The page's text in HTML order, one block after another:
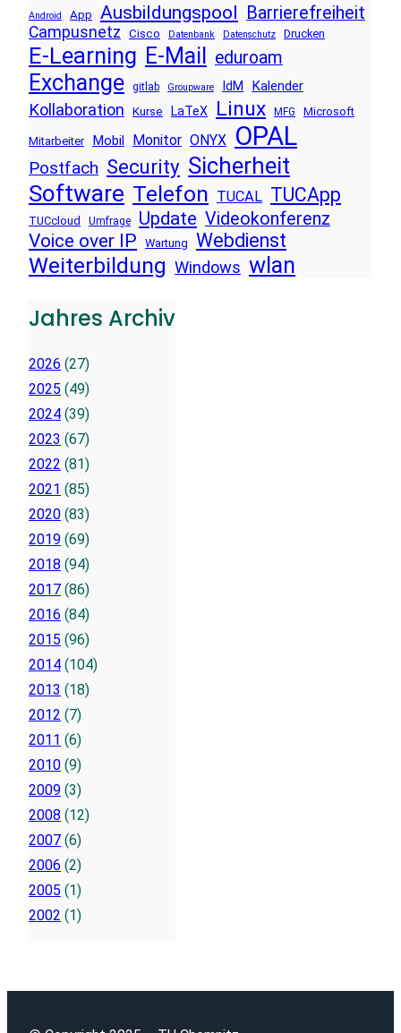
Android App Ausbildungspool Barrierefreiheit
Campusnetz Cisco Datenbank Datenschutz Drucken
E-Learning E-Mail eduroam
Exchange gitlab Groupware IdM Kalender
Kollaboration Kurse LaTeX Linux MFG Microsoft
Mitarbeiter Mobil Monitor ONYX OPAL
Postfach Security Sicherheit
Software Telefon TUCAL TUCApp
TUCcloud Umfrage Update Videokonferenz
Voice over IP Wartung Webdienst
Weiterbildung Windows wlan
Jahres Archiv
2026 (27)
2025 (49)
2024 (39)
2023 (67)
2022 (81)
2021 (85)
2020 (83)
2019 (69)
2018 (94)
2017 (86)
2016 (84)
2015 (96)
2014 (104)
2013 (18)
2012 (7)
2011 (6)
2010 (9)
2009 (3)
2008 (12)
2007 (6)
2006 (2)
2005 (1)
2002 (1)